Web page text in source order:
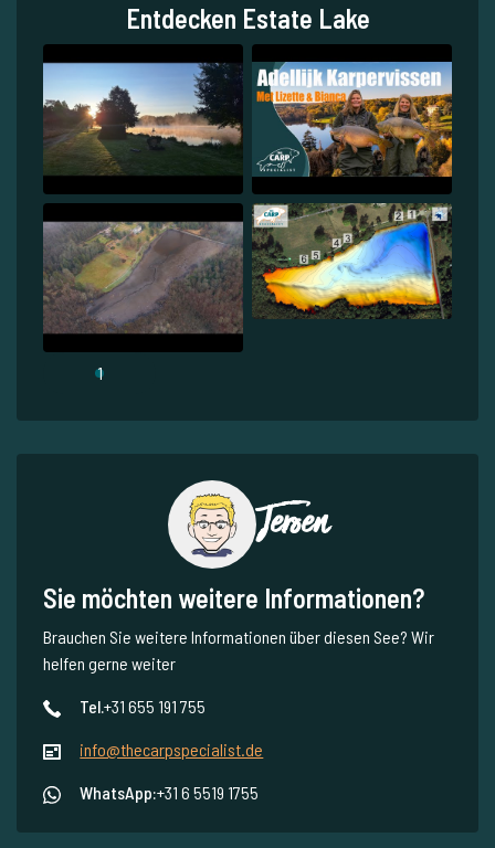
Entdecken Estate Lake
1
Jeroen
Sie möchten weitere Informationen?
Brauchen Sie weitere Informationen über diesen See? Wir
helfen gerne weiter
Tel.+31 655 191 755
info@thecarpspecialist.de
WhatsApp:+31 6 5519 1755